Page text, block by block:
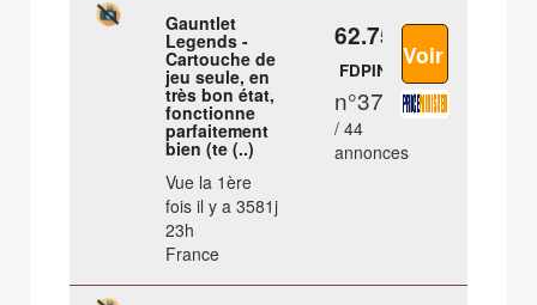
Gauntlet
Legends -
Cartouche de
jeu seule, en
très bon état,
fonctionne
parfaitement
bien (te (..)
Vue la 1ère
fois il y a 3581j
23h
France
62.75 €
FDPIN
n°37
/ 44
annonces